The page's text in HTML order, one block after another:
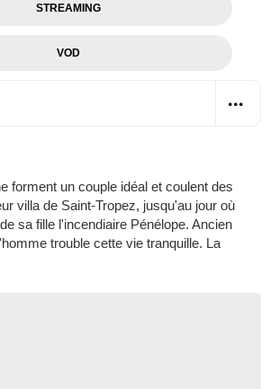
STREAMING
VOD
forment un couple idéal et coulent des
villa de Saint-Tropez, jusqu'au jour où
sa fille l'incendiaire Pénélope. Ancien
trouble cette vie tranquille. La